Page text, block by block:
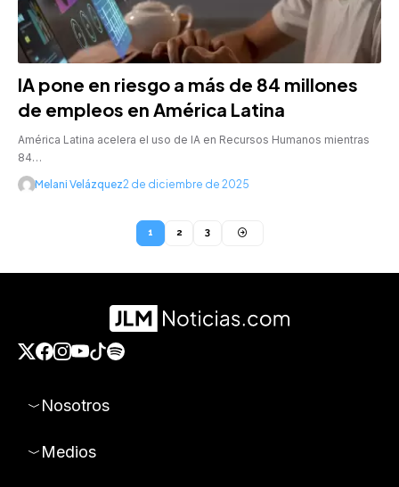
IA pone en riesgo a más de 84 millones
de empleos en América Latina
América Latina acelera el uso de IA en Recursos Humanos mientras
84…
Melani Velázquez2 de diciembre de 2025
1 2 3
Nosotros
Medios